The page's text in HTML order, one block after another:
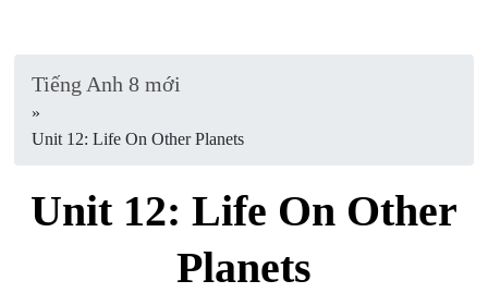
Tiếng Anh 8 mới
»
Unit 12: Life On Other Planets
Unit 12: Life On Other
Planets